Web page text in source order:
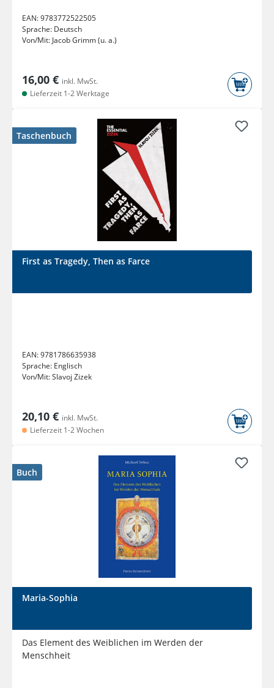
EAN:9783772522505
Sprache: Deutsch
Von/Mit: Jacob Grimm (u. a.)
16,00 € inkl. MwSt.
Lieferzeit 1-2 Werktage
Taschenbuch
First as Tragedy, Then as Farce
EAN:9781786635938
Sprache: Englisch
Von/Mit:Slavoj Zizek
20,10 € inkl. MwSt.
Lieferzeit 1-2 Wochen
Buch
Maria-Sophia
Das Element des Weiblichen im Werden der
Menschheit